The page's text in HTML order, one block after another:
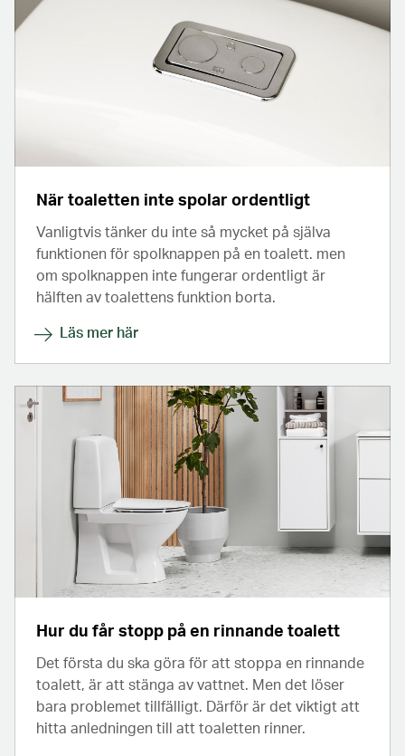
När toaletten inte spolar ordentligt
Vanligtvis tänker du inte så mycket på själva
funktionen för spolknappen på en toalett. men
om spolknappen inte fungerar ordentligt är
hälften av toalettens funktion borta.
Läs mer här
Hur du får stopp på en rinnande toalett
Det första du ska göra för att stoppa en rinnande
toalett, är att stänga av vattnet. Men det löser
bara problemet tillfälligt. Därför är det viktigt att
hitta anledningen till att toaletten rinner.